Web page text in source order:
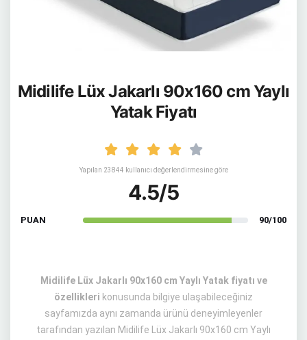
Midilife Lüx Jakarlı 90x160 cm Yaylı
Yatak Fiyatı
Yapılan 23844 kullanıcı değerlendirmesine göre
4.5/5
PUAN 90/100
Midilife Lüx Jakarlı 90x160 cm Yaylı Yatak fiyatı ve
özellikleri konusunda bilgiye ulaşabileceğiniz
sayfamızda aynı zamanda ürünü deneyimleyenler
tarafından yazılan Midilife Lüx Jakarlı 90x160 cm Yaylı